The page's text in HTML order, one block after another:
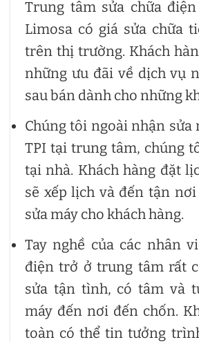
Trung tâm sửa chữa
Limosa có giá sửa chữa
trên thị trường. Khách
những ưu đãi về dịch vụ
sau bán dành cho những
Chúng tôi ngoài nhận sửa
TPI tại trung tâm, chúng
tại nhà. Khách hàng đặt
sẽ xếp lịch và đến tận
sửa máy cho khách hàng.
Tay nghề của các nhân
điện trở ở trung tâm rất
sửa tận tình, có tâm và
máy đến nơi đến chốn.
toàn có thể tin tưởng